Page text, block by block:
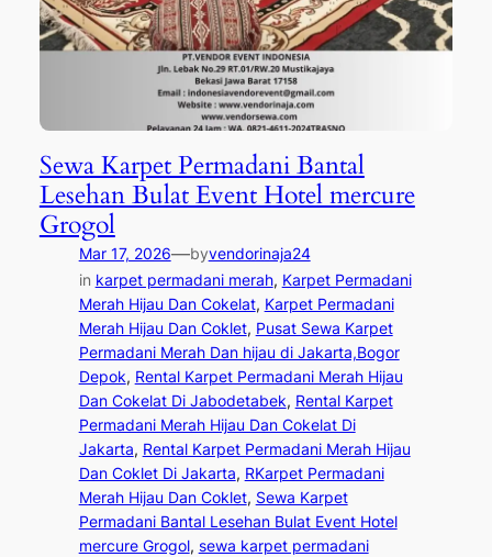
Sewa Karpet Permadani Bantal
Lesehan Bulat Event Hotel mercure
Grogol
Mar 17, 2026—byvendorinaja24
in karpet permadani merah, Karpet Permadani
Merah Hijau Dan Cokelat, Karpet Permadani
Merah Hijau Dan Coklet, Pusat Sewa Karpet
Permadani Merah Dan hijau di Jakarta,Bogor
Depok, Rental Karpet Permadani Merah Hijau
Dan Cokelat Di Jabodetabek, Rental Karpet
Permadani Merah Hijau Dan Cokelat Di
Jakarta, Rental Karpet Permadani Merah Hijau
Dan Coklet Di Jakarta, RKarpet Permadani
Merah Hijau Dan Coklet, Sewa Karpet
Permadani Bantal Lesehan Bulat Event Hotel
mercure Grogol, sewa karpet permadani